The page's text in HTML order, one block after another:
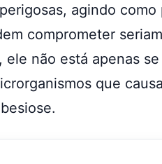
agindo como
comprometer
não está apenas
que